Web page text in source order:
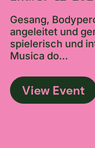
Gesang,
angeleitet und
spielerisch und
Musica do...
View Event